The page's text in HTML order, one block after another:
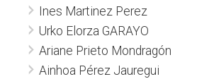
Ines Martinez Perez
Urko Elorza GARAYO
Ariane Prieto Mondragón
Ainhoa Pérez Jauregui